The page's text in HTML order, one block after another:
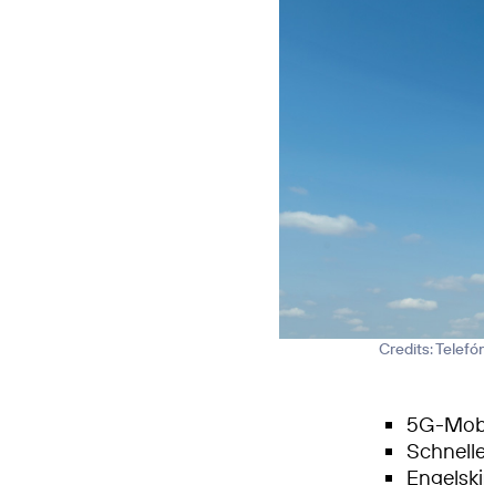
Credits:
5G-